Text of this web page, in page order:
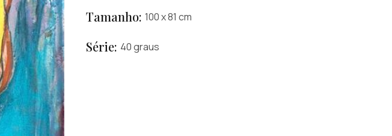
Tamanho: 100 x 81 cm
Série: 40 graus